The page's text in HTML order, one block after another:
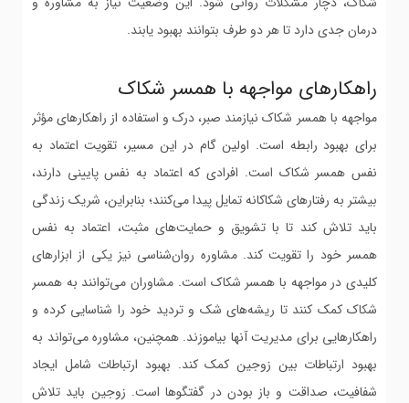
درمان جدی دارد تا هر دو طرف بتوانند بهبود یابند.
راهکارهای مواجهه با همسر شکاک
مواجهه با همسر شکاک نیازمند صبر، درک و استفاده از راهکارهای مؤثر
برای بهبود رابطه است. اولین گام در این مسیر، تقویت اعتماد به
نفس همسر شکاک است. افرادی که اعتماد به نفس پایینی دارند،
بیشتر به رفتارهای شکاکانه تمایل پیدا می‌کنند؛ بنابراین، شریک زندگی
باید تلاش کند تا با تشویق و حمایت‌های مثبت، اعتماد به نفس
همسر خود را تقویت کند. مشاوره روان‌شناسی نیز یکی از ابزارهای
کلیدی در مواجهه با همسر شکاک است. مشاوران می‌توانند به همسر
شکاک کمک کنند تا ریشه‌های شک و تردید خود را شناسایی کرده و
راهکارهایی برای مدیریت آنها بیاموزند. همچنین، مشاوره می‌تواند به
بهبود ارتباطات بین زوجین کمک کند. بهبود ارتباطات شامل ایجاد
شفافیت، صداقت و باز بودن در گفتگوها است. زوجین باید تلاش